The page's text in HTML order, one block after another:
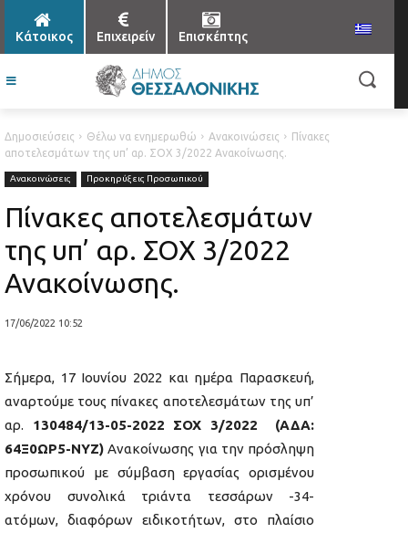
Κάτοικος Επιχειρείν Επισκέπτης
Δημοσιεύσεις Θέλω να ενημερωθώ Ανακοινώσεις
Πίνακες
αποτελεσμάτων της υπ’ αρ. ΣΟΧ 3/2022 Ανακοίνωσης.
Ανακοινώσεις Προκηρύξεις Προσωπικού
Πίνακες αποτελεσμάτων
της υπ’ αρ. ΣΟΧ 3/2022
Ανακοίνωσης.
17/06/2022 10:52
Σήμερα, 17 Ιουνίου 2022 και ημέρα Παρασκευή,
αναρτούμε τους πίνακες αποτελεσμάτων της υπ’
αρ. 130484/13-05-2022 ΣΟΧ 3/2022 (ΑΔΑ:
64Ξ0ΩΡ5-ΝΥΖ) Ανακοίνωσης για την πρόσληψη
προσωπικού με σύμβαση εργασίας ορισμένου
χρόνου συνολικά τριάντα τεσσάρων -34-
ατόμων, διαφόρων ειδικοτήτων, στο πλαίσιο